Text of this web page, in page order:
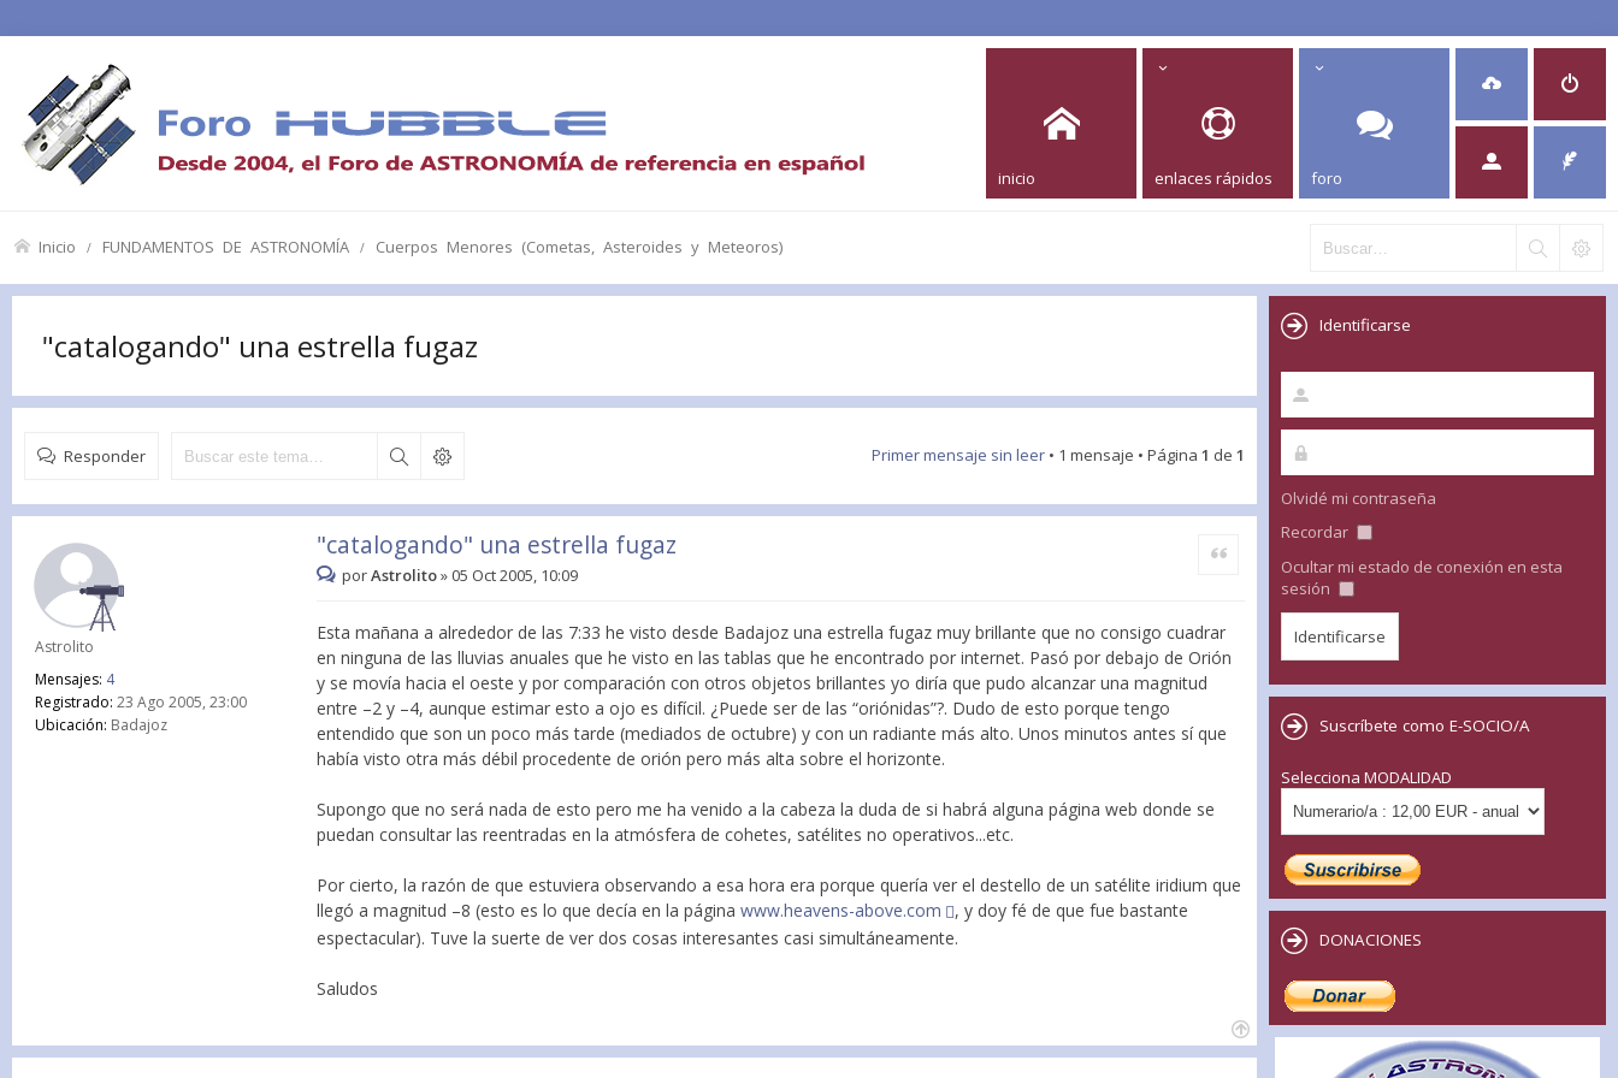
inicio enlaces rápidos foro
Inicio FUNDAMENTOS DE ASTRONOMÍA Cuerpos Menores (Cometas, Asteroides y Meteoros)
"catalogando" una estrella fugaz
Responder Primer mensaje sin leer • 1 mensaje • Página 1 de 1
Astrolito
Mensajes: 4
Registrado: 23 Ago 2005, 23:00
Ubicación: Badajoz
"catalogando" una estrella fugaz Citar
porAstrolito»05 Oct 2005, 10:09
Esta mañana a alrededor de las 7:33 he visto desde Badajoz una estrella fugaz muy brillante que no consigo cuadrar
en ninguna de las lluvias anuales que he visto en las tablas que he encontrado por internet. Pasó por debajo de Orión
y se movía hacia el oeste y por comparación con otros objetos brillantes yo diría que pudo alcanzar una magnitud
entre –2 y –4, aunque estimar esto a ojo es difícil. ¿Puede ser de las “oriónidas”?. Dudo de esto porque tengo
entendido que son un poco más tarde (mediados de octubre) y con un radiante más alto. Unos minutos antes sí que
había visto otra más débil procedente de orión pero más alta sobre el horizonte.
Supongo que no será nada de esto pero me ha venido a la cabeza la duda de si habrá alguna página web donde se
puedan consultar las reentradas en la atmósfera de cohetes, satélites no operativos...etc.
Por cierto, la razón de que estuviera observando a esa hora era porque quería ver el destello de un satélite iridium que
llegó a magnitud –8 (esto es lo que decía en la páginawww.heavens-above.com
, y doy fé de que fue bastante
espectacular). Tuve la suerte de ver dos cosas interesantes casi simultáneamente.
Saludos
Identificarse
Olvidé mi contraseña
Recordar
Ocultar mi estado de conexión en esta
sesión
Suscríbete como E-SOCIO/A
Selecciona MODALIDAD
DONACIONES